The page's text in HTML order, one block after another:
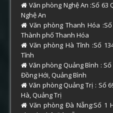
Văn phòng Nghệ An :Số 63
Nghệ An
Văn phòng Thanh Hóa
Thành phố Thanh Hóa
Văn phòng Hà Tĩnh :Số
Tĩnh
Văn phòng Quảng Bình :
Đồng Hới, Quảng Bình
Văn phòng Quảng Trị : Số
Hà, Quảng Trị
Văn phòng Đà Nẵng:Số 1